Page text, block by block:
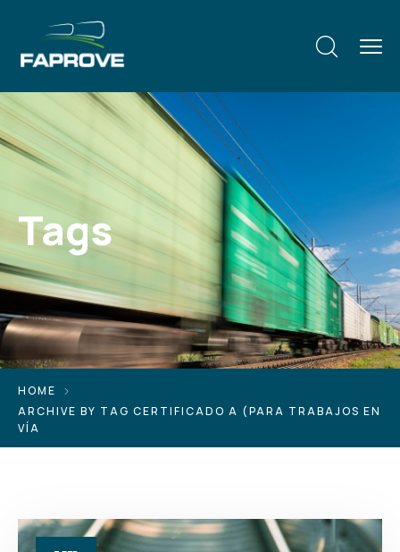
Tags
HOME
ARCHIVE BY TAG CERTIFICADO A (PARA TRABAJOS EN
VÍA